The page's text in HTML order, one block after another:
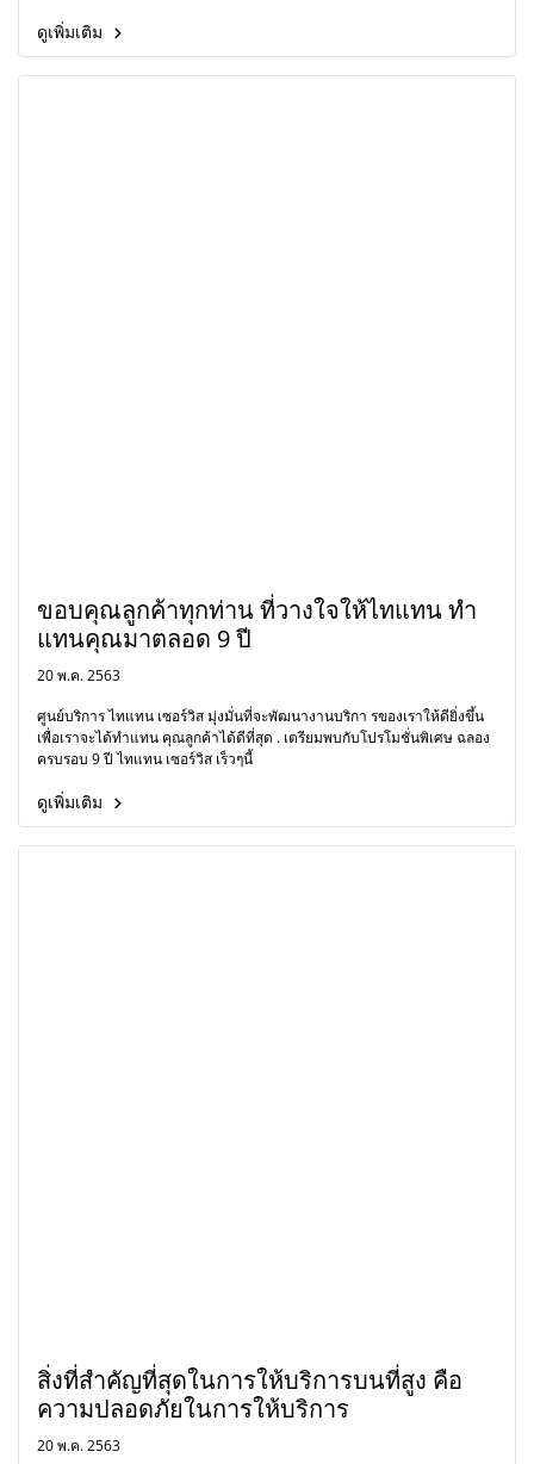
ดูเพิ่มเติม
ขอบคุณลูกค้าทุกท่าน ที่วางใจให้ไทแทน ทำ
แทนคุณมาตลอด 9 ปี
20 พ.ค. 2563
ศูนย์บริการ ไทแทน เซอร์วิส มุ่งมั่นที่จะพัฒนางานบริกา รของเราให้ดียิ่งขึ้น
เพื่อเราจะได้ทำแทน คุณลูกค้าได้ดีที่สุด . เตรียมพบกับโปรโมชั่นพิเศษ ฉลอง
ครบรอบ 9 ปี ไทแทน เซอร์วิส เร็วๆนี้
ดูเพิ่มเติม
สิ่งที่สำคัญที่สุดในการให้บริการบนที่สูง คือ
ความปลอดภัยในการให้บริการ
20 พ.ค. 2563